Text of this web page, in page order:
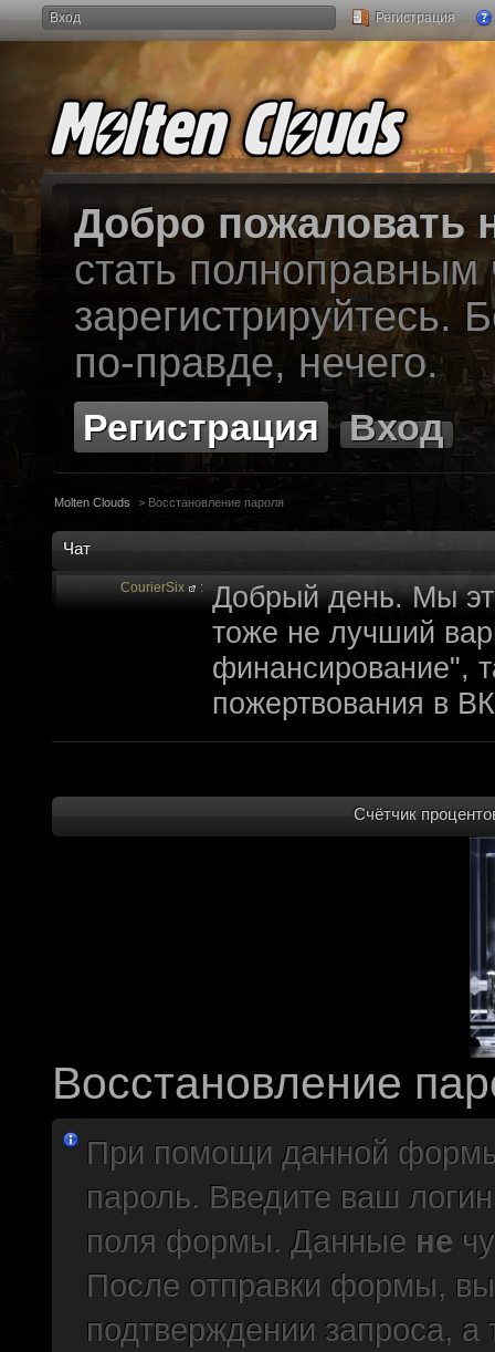
Вход Регистрация
Добро пожаловать
стать
зарегистрируйтесь.
по-правде, нечего.
Регистрация Вход
Molten Clouds > Восстановление пароля
Чат
CourierSix : Добрый день. Мы
тоже не лучший
финансирование",
пожертвования в
archivedproject : Привет, ребят! Не
не смыслят в
не допустит,
пор косят бабло.
финансирование с
собирать
хотелось, как бы
доделать свой
многообещающе.
олдфаги плакали
продолжали
CourierSix :
Здравствуйте,
обсудим.
https://
Счётчик
Восстановление
При помощи данной
пароль. Введите ваш
поля формы. Данные не
После отправки формы,
подтверждении запроса,